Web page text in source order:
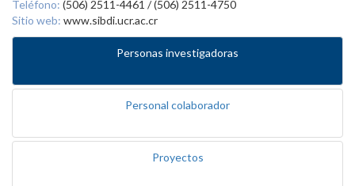
Teléfono: (506) 2511-4461 / (506) 2511-4750
Sitio web: www.sibdi.ucr.ac.cr
Personas investigadoras
Personal colaborador
Proyectos